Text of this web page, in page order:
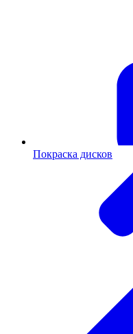
Покраска дисков